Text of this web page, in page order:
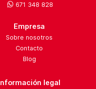
671 348 828
Empresa
Sobre nosotros
Contacto
Blog
legal